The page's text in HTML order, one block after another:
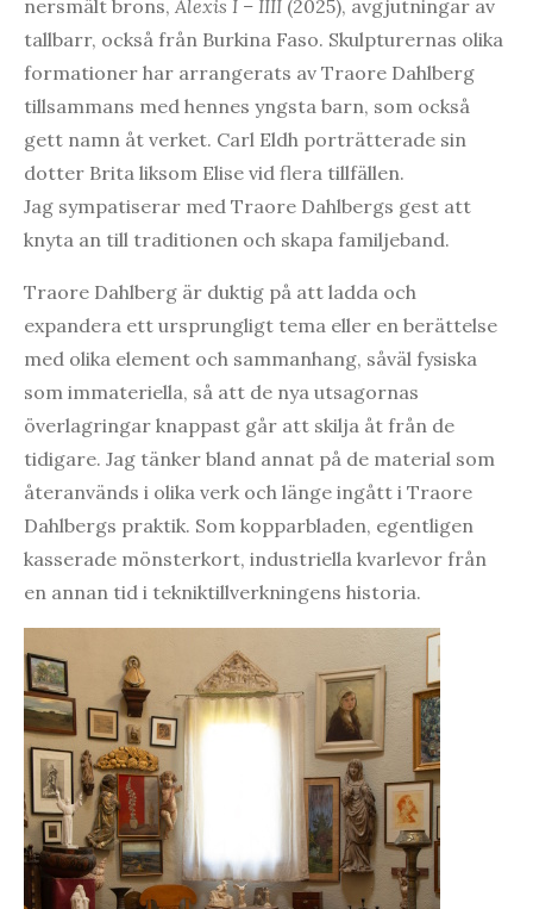
nersmält brons, Alexis I – IIII (2025), avgjutningar av
tallbarr, också från Burkina Faso. Skulpturernas olika
formationer har arrangerats av Traore Dahlberg
tillsammans med hennes yngsta barn, som också
gett namn åt verket. Carl Eldh porträtterade sin
dotter Brita liksom Elise vid flera tillfällen.
Jag sympatiserar med Traore Dahlbergs gest att
knyta an till traditionen och skapa familjeband.
Traore Dahlberg är duktig på att ladda och
expandera ett ursprungligt tema eller en berättelse
med olika element och sammanhang, såväl fysiska
som immateriella, så att de nya utsagornas
överlagringar knappast går att skilja åt från de
tidigare. Jag tänker bland annat på de material som
återanvänds i olika verk och länge ingått i Traore
Dahlbergs praktik. Som kopparbladen, egentligen
kasserade mönsterkort, industriella kvarlevor från
en annan tid i tekniktillverkningens historia.